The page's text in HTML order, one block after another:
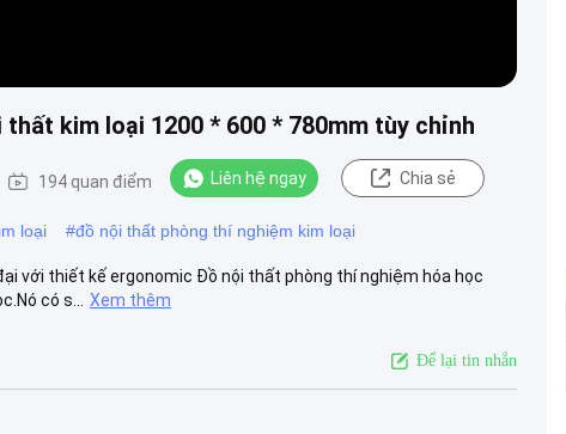
kim loại 1200 * 600 * 780mm tùy chỉnh
194 quan điểm Liên hệ ngay Chia sẻ
loại #đồ nội thất phòng thí nghiệm kim loại
với thiết kế ergonomic Đồ nội thất phòng thí nghiệm hóa học
có s...
Xem thêm
Để lại tin nhắn